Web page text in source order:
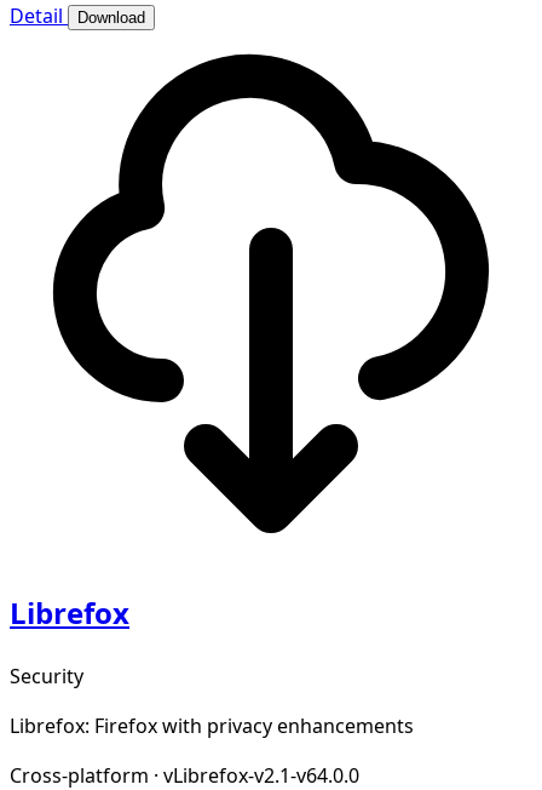
Detail
Download
Librefox
Security
Librefox: Firefox with privacy enhancements
Cross-platform · vLibrefox-v2.1-v64.0.0